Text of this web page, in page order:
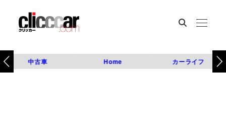
中古車 Home カーライフ